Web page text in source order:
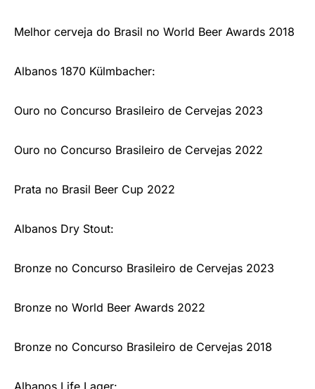
Melhor cerveja do Brasil no World Beer Awards 2018
Albanos 1870 Külmbacher:
Ouro no Concurso Brasileiro de Cervejas 2023
Ouro no Concurso Brasileiro de Cervejas 2022
Prata no Brasil Beer Cup 2022
Albanos Dry Stout:
Bronze no Concurso Brasileiro de Cervejas 2023
Bronze no World Beer Awards 2022
Bronze no Concurso Brasileiro de Cervejas 2018
Albanos Life Lager: